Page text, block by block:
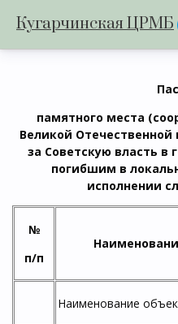
Кугарчинская ЦРМБ
памятного места
Великой Отечественной
за Советскую власть
погибшим в
исполнении
№
п/п
Наименование